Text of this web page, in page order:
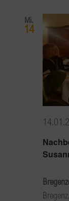
Mi.
14